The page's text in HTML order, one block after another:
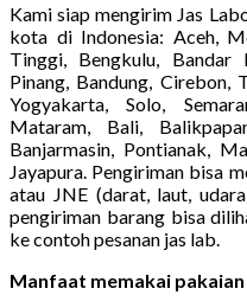
Kami siap mengirim Jas
kota di Indonesia: Aceh,
Tinggi, Bengkulu, Bandar
Pinang, Bandung, Cirebon,
Yogyakarta, Solo,
Mataram, Bali,
Banjarmasin, Pontianak,
Jayapura. Pengiriman bisa
atau JNE (darat, laut,
pengiriman barang bisa
ke contoh pesanan jas lab.
Manfaat memakai pakaian